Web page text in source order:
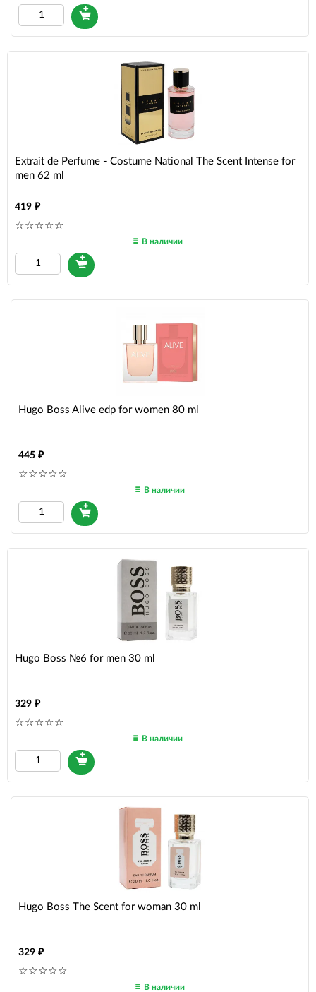
Extrait de Perfume - Costume National The Scent Intense for
men 62 ml
419
В наличии
Hugo Boss Alive edp for women 80 ml
445
В наличии
Hugo Boss №6 for men 30 ml
329
В наличии
Hugo Boss The Scent for woman 30 ml
329
В наличии